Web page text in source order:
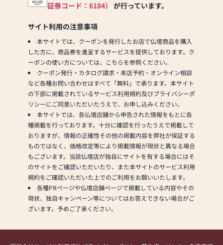
証券コード：6184） が行っています。
サイト利用の注意事項
本サイトでは、クーポンを発行したお店で仏壇商品を購入
した方に、商品券を進呈するサービスを提供しております。ク
ーポンの使い方については、こちらを参照ください。
クーポン発行・カタログ請求・来店予約・オンライン相談
など各種お問い合わせはすべて「無料」で承ります。本サイト
の下部に掲載されているサービス利用規約及びプライバシーポ
リシーにご同意いただいたうえで、お申し込みください。
本サイトでは、各仏壇店舗から申告された情報をもとに各
種掲載を行っております。十分に確認を行ったうえで掲載して
おりますが、情報の正確性その他の掲載内容を弊社が保証する
ものではなく、価格改定等により掲載情報が現状と異なる場合
もございます。当該仏壇店が独自にサイトを有する場合にはそ
のサイトをご確認いただいたり、また本サイトのサービス利用
規約をご確認いただいた上でのご利用をお願いいたします。
各種PRページや仏壇店舗ページで掲載している内容やその
現状、独自キャンペーン等についてはお答えできない場合がご
ざいます。予めご了承ください。